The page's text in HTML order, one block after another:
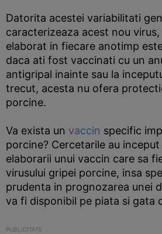
Datorita acestei variabilitati
caracterizeaza acest nou
elaborat in fiecare anotimp
daca ati fost vaccinati cu un
antigripal inainte sau la
trecut, acesta nu ofera
porcine.
Va exista un vaccin specific
porcine? Cercetarile au
elaborarii unui vaccin care sa
virusului gripei porcine, insa
prudenta in prognozarea unei
va fi disponibil pe piata si gata